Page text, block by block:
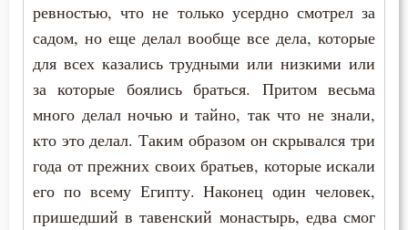
ревностью, что не только усердно смотрел за
садом, но еще делал вообще все дела, которые
для всех казались трудными или низкими или
за которые боялись браться. Притом весьма
много делал ночью и тайно, так что не знали,
кто это делал. Таким образом он скрывался три
года от прежних своих братьев, которые искали
его по всему Египту. Наконец один человек,
пришедший в тавенский монастырь, едва смог